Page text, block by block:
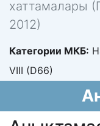
хаттамалары
2012)
Категории МКБ:
VIII (D66)